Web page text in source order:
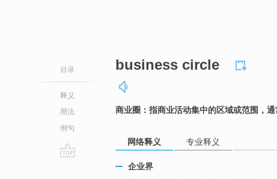
目录
释义
用法
例句
business circle
商业圈：指商业活动集中的区域或范围，
网络释义 专业释义
企业界